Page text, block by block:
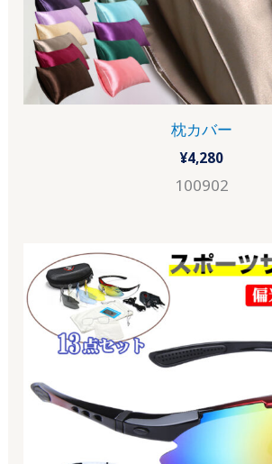
枕カバー
¥4,280
100902